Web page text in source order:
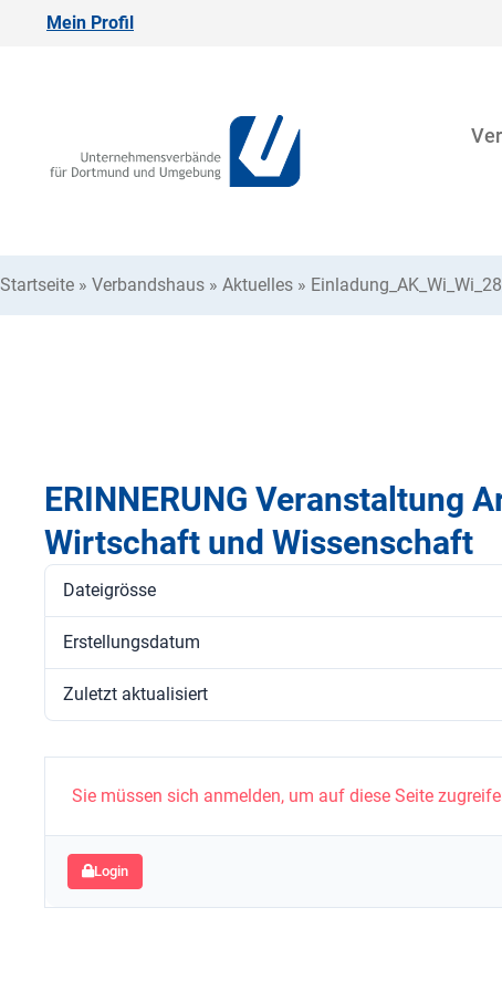
Mein Profil
Startseite » Verbandshaus » Aktuelles »
ERINNERUNG Veranstaltung
Wirtschaft und Wissenschaft
Dateigrösse
Erstellungsdatum
Zuletzt aktualisiert
Sie müssen sich anmelden, um auf diese Seite
Login